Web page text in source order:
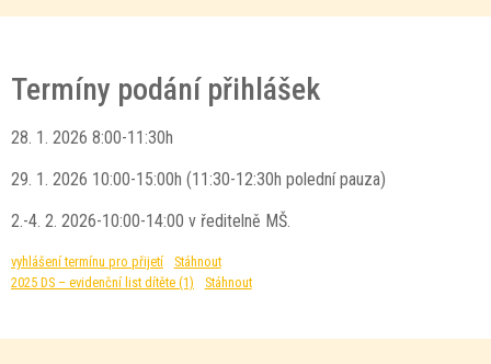
Termíny podání přihlášek
28. 1. 2026 8:00-11:30h
29. 1. 2026 10:00-15:00h (11:30-12:30h polední pauza)
2.-4. 2. 2026-10:00-14:00 v ředitelně MŠ.
vyhlášení termínu pro přijetí
Stáhnout
2025 DS – evidenční list dítěte (1)
Stáhnout